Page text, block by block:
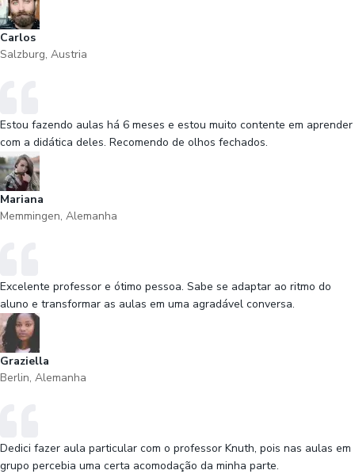
Carlos
Salzburg, Austria
Estou fazendo aulas há 6 meses e estou muito contente em aprender
com a didática deles. Recomendo de olhos fechados.
Mariana
Memmingen, Alemanha
Excelente professor e ótimo pessoa. Sabe se adaptar ao ritmo do
aluno e transformar as aulas em uma agradável conversa.
Graziella
Berlin, Alemanha
Dedici fazer aula particular com o professor Knuth, pois nas aulas em
grupo percebia uma certa acomodação da minha parte.